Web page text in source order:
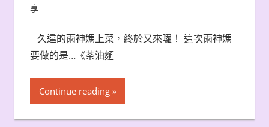
享
久違的雨神媽上菜，終於又來囉！ 這次雨神媽
要做的是…《茶油麵
Continue reading